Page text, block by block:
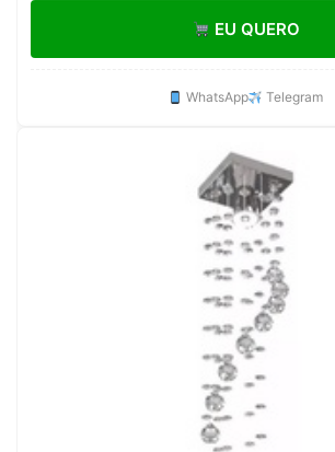
do mundo Brasil de
Gramatura 40 EU QUERO
WhatsApp Telegram